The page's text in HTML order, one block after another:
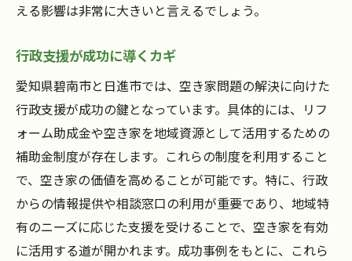
地域住民の力を引き出す空き家プロジェク
空き家活用による地域社会の安全性向上
地域の将来を支える空き家の可能性
愛知県の空き家活用事例が示す未来
住民の意識改革を促す空き家活動
愛知県碧南市と日進市の空き家活用がもたらす
地域再生の可能性
空き家活用の成功が示す地域再生の道筋
愛知県から全国へ広がる空き家活用の改革
える影響は非常に大きいと言えるでしょう。
行政支援が成功に導くカギ
愛知県碧南市と日進市では、空き家問題の解決に向けた
行政支援が成功の鍵となっています。具体的には、リフ
ォーム助成金や空き家を地域資源として活用するための
補助金制度が存在します。これらの制度を利用すること
で、空き家の価値を高めることが可能です。特に、行政
からの情報提供や相談窓口の利用が重要であり、地域特
有のニーズに応じた支援を受けることで、空き家を有効
に活用する道が開かれます。成功事例をもとに、これら